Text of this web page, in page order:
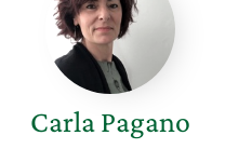
CarlaPagano